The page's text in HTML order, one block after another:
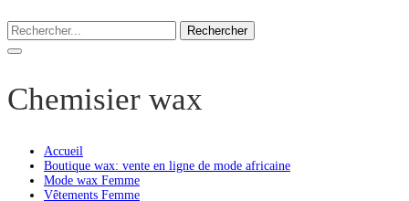
Rechercher
Chemisier wax
Accueil
Boutique wax: vente en ligne de mode africaine
Mode wax Femme
Vêtements Femme